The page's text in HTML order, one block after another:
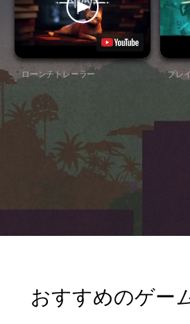
ローンチトレーラー プレ
おすすめのゲー